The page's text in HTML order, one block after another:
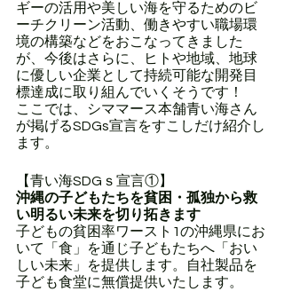
ギーの活用や美しい海を守るためのビ
ーチクリーン活動、働きやすい職場環
境の構築などをおこなってきました
が、今後はさらに、ヒトや地域、地球
に優しい企業として持続可能な開発目
標達成に取り組んでいくそうです！
ここでは、シママース本舗青い海さん
が掲げるSDGs宣言をすこしだけ紹介し
ます。
【青い海SDGｓ宣言①】
沖縄の子どもたちを貧困・孤独から救
い明るい未来を切り拓きます
子どもの貧困率ワースト1の沖縄県にお
いて「食」を通じ子どもたちへ「おい
しい未来」を提供します。自社製品を
子ども食堂に無償提供いたします。